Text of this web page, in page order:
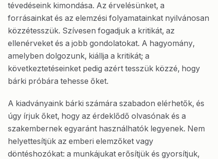
tévedéseink kimondása. Az érvelésünket, a
forrásainkat és az elemzési folyamatainkat nyilvánosan
közzétesszük. Szívesen fogadjuk a kritikát, az
ellenérveket és a jobb gondolatokat. A hagyomány,
amelyben dolgozunk, kiállja a kritikát; a
következtetéseinket pedig azért tesszük közzé, hogy
bárki próbára tehesse őket.
A kiadványaink bárki számára szabadon elérhetők, és
úgy írjuk őket, hogy az érdeklődő olvasónak és a
szakembernek egyaránt használhatók legyenek. Nem
helyettesítjük az emberi elemzőket vagy
döntéshozókat: a munkájukat erősítjük és gyorsítjuk,